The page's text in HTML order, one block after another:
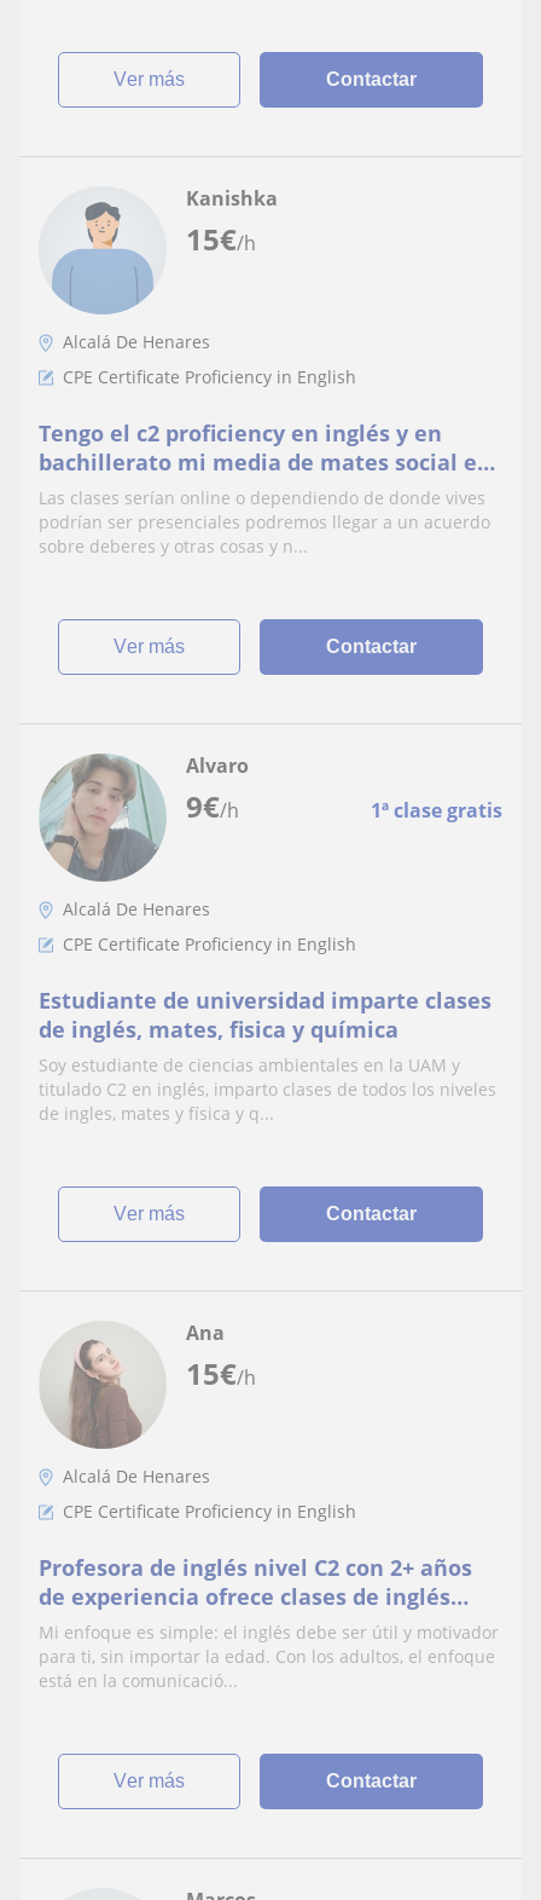
ver más Contactar
15€/h
Kanishka
Alcalá De Henares
CPE Certificate Proficiency in English
Tengo el c2 proficiency en inglés y en
bachillerato mi media de mates social era
un 9/10
Las clases serían online o dependiendo de donde vives
podrían ser presenciales podremos llegar a un acuerdo
sobre deberes y otras cosas y n...
ver más Contactar
9€/h 1ª clase gratis
Alvaro
Alcalá De Henares
CPE Certificate Proficiency in English
Estudiante de universidad imparte clases
de inglés, mates, fisica y química
Soy estudiante de ciencias ambientales en la UAM y
titulado C2 en inglés, imparto clases de todos los niveles
de ingles, mates y física y q...
ver más Contactar
15€/h
Ana
Alcalá De Henares
CPE Certificate Proficiency in English
Profesora de inglés nivel C2 con 2+ años
de experiencia ofrece clases de inglés
para todas las edades en Madrid.
Mi enfoque es simple: el inglés debe ser útil y motivador
para ti, sin importar la edad. Con los adultos, el enfoque
está en la comunicació...
ver más Contactar